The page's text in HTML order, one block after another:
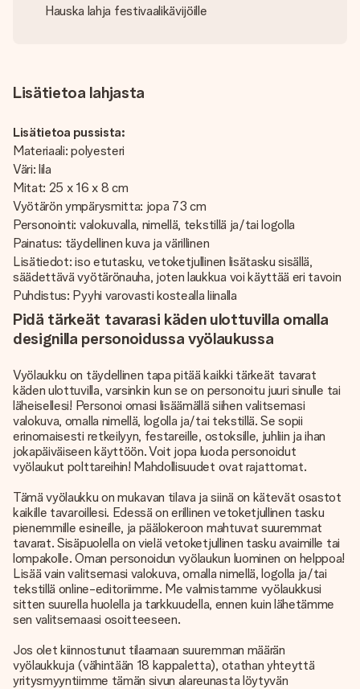
Hauska lahja festivaalikävijöille
Lisätietoa lahjasta
Lisätietoa pussista:
Materiaali: polyesteri
Väri: lila
Mitat: 25 x 16 x 8 cm
Vyötärön ympärysmitta: jopa 73 cm
Personointi: valokuvalla, nimellä, tekstillä ja/tai logolla
Painatus: täydellinen kuva ja värillinen
Lisätiedot: iso etutasku, vetoketjullinen lisätasku sisällä,
säädettävä vyötärönauha, joten laukkua voi käyttää eri tavoin
Puhdistus: Pyyhi varovasti kostealla liinalla
Pidä tärkeät tavarasi käden ulottuvilla omalla
designilla personoidussa vyölaukussa
Vyölaukku on täydellinen tapa pitää kaikki tärkeät tavarat
käden ulottuvilla, varsinkin kun se on personoitu juuri sinulle tai
läheisellesi! Personoi omasi lisäämällä siihen valitsemasi
valokuva, omalla nimellä, logolla ja/tai tekstillä. Se sopii
erinomaisesti retkeilyyn, festareille, ostoksille, juhliin ja ihan
jokapäiväiseen käyttöön. Voit jopa luoda personoidut
vyölaukut polttareihin! Mahdollisuudet ovat rajattomat.
Tämä vyölaukku on mukavan tilava ja siinä on kätevät osastot
kaikille tavaroillesi. Edessä on erillinen vetoketjullinen tasku
pienemmille esineille, ja päälokeroon mahtuvat suuremmat
tavarat. Sisäpuolella on vielä vetoketjullinen tasku avaimille tai
lompakolle. Oman personoidun vyölaukun luominen on helppoa!
Lisää vain valitsemasi valokuva, omalla nimellä, logolla ja/tai
tekstillä online-editoriimme. Me valmistamme vyölaukkusi
sitten suurella huolella ja tarkkuudella, ennen kuin lähetämme
sen valitsemaasi osoitteeseen.
Jos olet kiinnostunut tilaamaan suuremman määrän
vyölaukkuja (vähintään 18 kappaletta), otathan yhteyttä
yritysmyyntiimme tämän sivun alareunasta löytyvän